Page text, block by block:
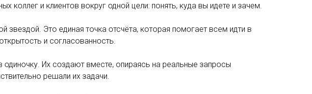
коллег и клиентов вокруг одной цели: понять, куда вы идете и зачем.
звездой. Это единая точка отсчёта, которая помогает всем идти в
и согласованность.
Их создают вместе, опираясь на реальные запросы
решали их задачи.